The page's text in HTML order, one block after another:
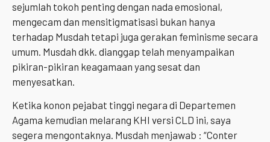
sejumlah tokoh penting dengan nada emosional,
mengecam dan mensitigmatisasi bukan hanya
terhadap Musdah tetapi juga gerakan feminisme secara
umum. Musdah dkk. dianggap telah menyampaikan
pikiran-pikiran keagamaan yang sesat dan
menyesatkan.
Ketika konon pejabat tinggi negara di Departemen
Agama kemudian melarang KHI versi CLD ini, saya
segera mengontaknya. Musdah menjawab : “Conter